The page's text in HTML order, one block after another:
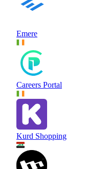
Emere
Careers Portal
Kurd Shopping